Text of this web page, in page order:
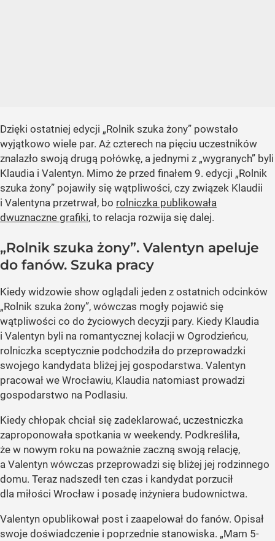
Dzięki ostatniej edycji „Rolnik szuka żony” powstało
wyjątkowo wiele par. Aż czterech na pięciu uczestników
znalazło swoją drugą połówkę, a jednymi z „wygranych” byli
Klaudia i Valentyn. Mimo że przed finałem 9. edycji „Rolnik
szuka żony” pojawiły się wątpliwości, czy związek Klaudii
i Valentyna przetrwał, bo rolniczka publikowała
dwuznaczne grafiki, to relacja rozwija się dalej.
„Rolnik szuka żony”. Valentyn apeluje
do fanów. Szuka pracy
Kiedy widzowie show oglądali jeden z ostatnich odcinków
„Rolnik szuka żony”, wówczas mogły pojawić się
wątpliwości co do życiowych decyzji pary. Kiedy Klaudia
i Valentyn byli na romantycznej kolacji w Ogrodzieńcu,
rolniczka sceptycznie podchodziła do przeprowadzki
swojego kandydata bliżej jej gospodarstwa. Valentyn
pracował we Wrocławiu, Klaudia natomiast prowadzi
gospodarstwo na Podlasiu.
Kiedy chłopak chciał się zadeklarować, uczestniczka
zaproponowała spotkania w weekendy. Podkreśliła,
że w nowym roku na poważnie zaczną swoją relację,
a Valentyn wówczas przeprowadzi się bliżej jej rodzinnego
domu. Teraz nadszedł ten czas i kandydat porzucił
dla miłości Wrocław i posadę inżyniera budownictwa.
Valentyn opublikował post i zaapelował do fanów. Opisał
swoje doświadczenie i poprzednie stanowiska. „Mam 5-